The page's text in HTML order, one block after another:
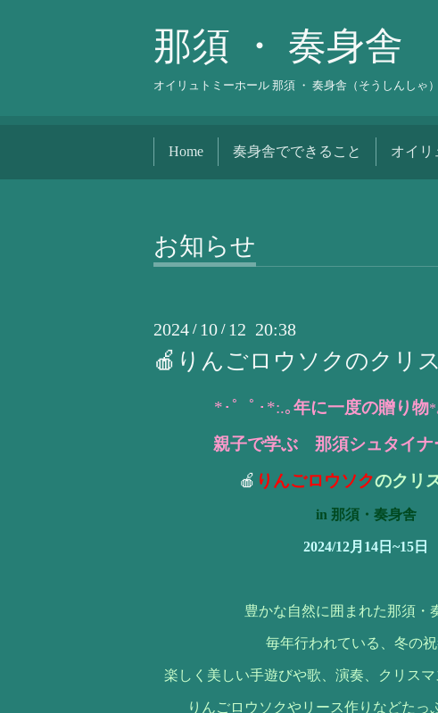
那須 ・ 奏身舎
オイリュトミーホール 那須 ・ 奏身舎（そうしんしゃ
Home 奏身舎でできること オイリ
お知らせ
2024 / 10 / 12 20:38
🍎りんごロウソクのクリ
*･゜ﾟ･*:.｡年に一度の贈り物*
親子で学ぶ 那須シュタイナ
🍎 りんごロウソクのクリ
in 那須・奏身舎
2024/12月14日~15日
豊かな自然に囲まれた那須・
毎年行われている、冬の祝
楽しく美しい手遊びや歌、演奏、クリス
りんごロウソクやリース作りなどたっ